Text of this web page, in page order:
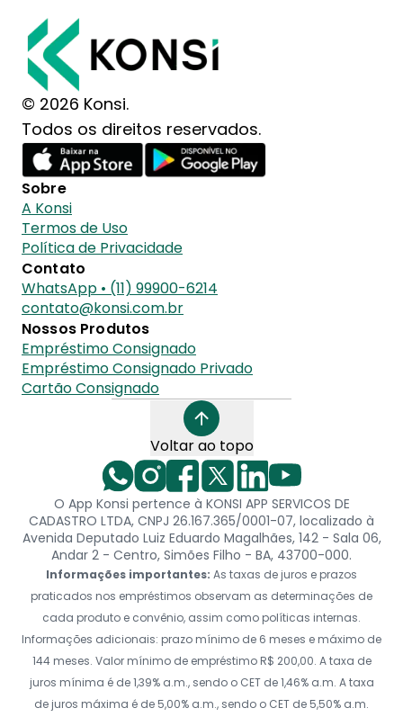
© 2026 Konsi.
Todos os direitos reservados.
Sobre
A Konsi
Termos de Uso
Política de Privacidade
Contato
WhatsApp • (11) 99900-6214
contato@konsi.com.br
Nossos Produtos
Empréstimo Consignado
Empréstimo Consignado Privado
Cartão Consignado
Voltar ao topo
O App Konsi pertence à KONSI APP SERVICOS DE
CADASTRO LTDA, CNPJ 26.167.365/0001-07, localizado à
Avenida Deputado Luiz Eduardo Magalhães, 142 - Sala 06,
Andar 2 - Centro, Simões Filho - BA, 43700-000.
Informações importantes: As taxas de juros e prazos
praticados nos empréstimos observam as determinações de
cada produto e convênio, assim como políticas internas.
Informações adicionais: prazo mínimo de 6 meses e máximo de
144 meses. Valor mínimo de empréstimo R$ 200,00. A taxa de
juros mínima é de 1,39% a.m., sendo o CET de 1,46% a.m. A taxa
de juros máxima é de 5,00% a.m., sendo o CET de 5,50% a.m.